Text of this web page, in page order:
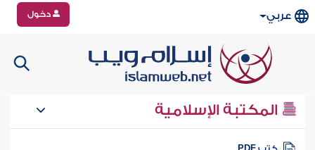
عربي دخول
المكتبة الإسلامية